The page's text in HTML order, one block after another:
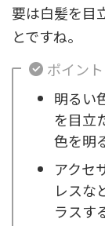
要は白髪を目
とですね。
ポイント
明るい
を目立
色を明
アクセ
レスな
ラスす